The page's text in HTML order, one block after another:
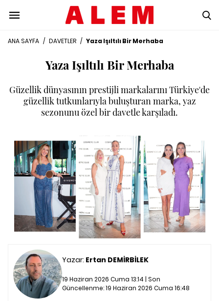
ANA SAYFA / DAVETLER / Yaza Işıltılı Bir Merhaba
Yaza Işıltılı Bir Merhaba
Güzellik dünyasının prestijli markalarını Türkiye'de
güzellik tutkunlarıyla buluşturan marka, yaz
sezonunu özel bir davetle karşıladı.
Yazar: Ertan DEMİRBİLEK
19 Haziran 2026 Cuma 13:14 | Son
Güncellenme:19 Haziran 2026 Cuma 16:48